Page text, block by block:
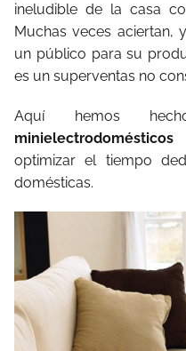
ineludible de la casa
Muchas veces aciertan,
un público para su
es un superventas no
Aquí hemos
minielectrodomésticos
optimizar el tiempo
domésticas.